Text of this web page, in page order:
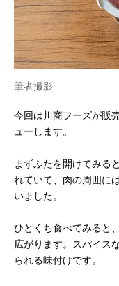
筆者撮影
今回は川商フーズが販
ューします。
まずふたを開けてみる
れていて、肉の周囲に
いました。
ひとくち食べてみると、
広がり ます。スパイス
られる味付けです。